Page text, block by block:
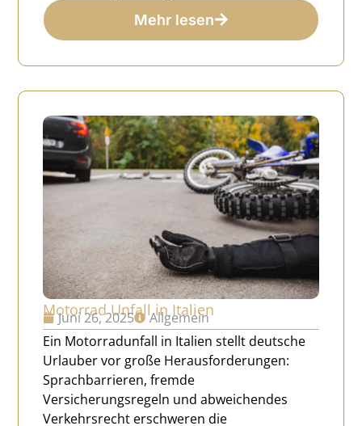
Mehr lesen
Motorrad Unfall in Italien
Juni 26, 2025
Allgemein
Ein Motorradunfall in Italien stellt deutsche
Urlauber vor große Herausforderungen:
Sprachbarrieren, fremde
Versicherungsregeln und abweichendes
Verkehrsrecht erschweren die